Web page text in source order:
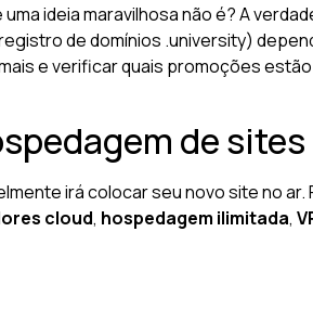
ideia maravilhosa não é? A
de domínios .university)
e verificar quais promoções
de sites
irá colocar seu novo site no
cloud, hospedagem ilimitada,